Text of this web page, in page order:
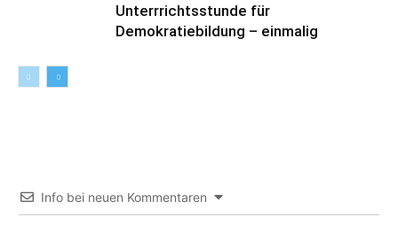
Unterrrichtsstunde für
Demokratiebildung – einmalig
Info bei neuen Kommentaren